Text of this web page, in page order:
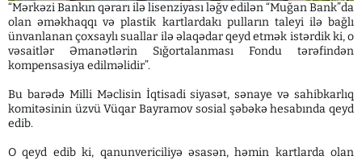
“Mərkəzi Bankın qərarı ilə lisenziyası ləğv edilən “Muğan Bank”da
olan əməkhaqqı və plastik kartlardakı pulların taleyi ilə bağlı
ünvanlanan çoxsaylı suallar ilə əlaqədar qeyd etmək istərdik ki, o
vəsaitlər Əmanətlərin Sığortalanması Fondu tərəfindən
kompensasiya edilməlidir”.
Bu barədə Milli Məclisin İqtisadi siyasət, sənaye və sahibkarlıq
komitəsinin üzvü Vüqar Bayramov sosial şəbəkə hesabında qeyd
edib.
O qeyd edib ki, qanunvericiliyə əsasən, həmin kartlarda olan